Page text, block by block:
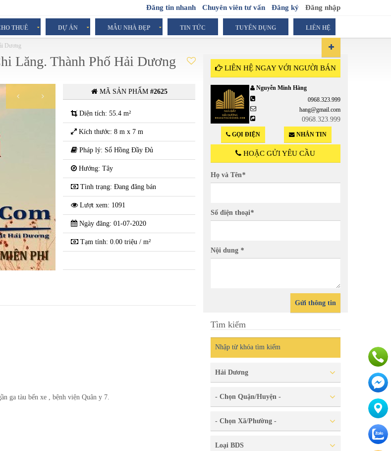
Đăng tin nhanh Chuyên viên tư vấn Đăng ký Đăng nhập
THUÊ DỰ ÁN MẪU NHÀ ĐẸP TIN TỨC TUYỂN DỤNG LIÊN HỆ
Dương
Lăng. Thành Phố Hải Dương
Chính chủ bán nhà 3 Tầng tại ngõ Phố Chi Lăng.
Thành Phố Hải Dương
2.29 TỷMÃ SẢN PHẨM #2625
Diện tích: 55.4 m²
Kích thước: 8 m x 7 m
Pháp lý: Sổ Hồng Đầy Đủ
Hướng: Tây
Tình trạng: Đang đăng bán
Lượt xem: 1091
Ngày đăng: 01-07-2020
Tạm tính: 0.00 triệu / m²
ga tàu bến xe , bệnh viện Quân y 7.
LIÊN HỆ NGAY VỚI NGƯỜI BÁN
Nguyễn Minh Hằng
0968.323.999
hang@gmail.com
0968.323.999
GỌI ĐIỆN NHẮN TIN
HOẶC GỬI YÊU CẦU
Họ và Tên*
Số điện thoại*
Nội dung *
Gửi thông tin
Tìm kiếm
Hải Dương
- Chọn Quận/Huyện -
- Chọn Xã/Phường -
Loại BDS